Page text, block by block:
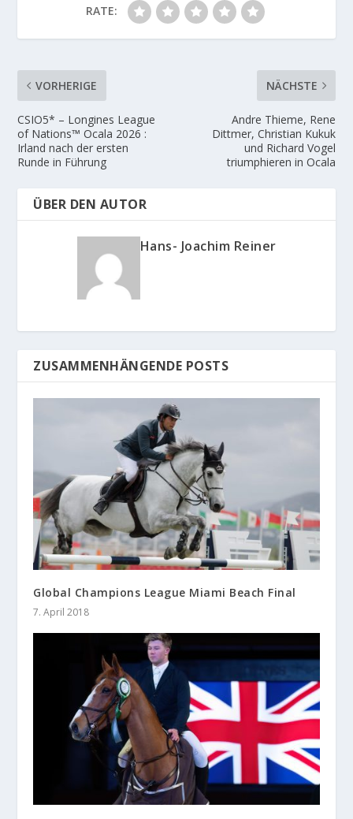
RATE:
VORHERIGE
CSIO5* – Longines League
of Nations™ Ocala 2026 :
Irland nach der ersten
Runde in Führung
NÄCHSTE
Andre Thieme, Rene
Dittmer, Christian Kukuk
und Richard Vogel
triumphieren in Ocala
ÜBER DEN AUTOR
Hans- Joachim Reiner
ZUSAMMENHÄNGENDE POSTS
Global Champions League Miami Beach Final
7. April 2018